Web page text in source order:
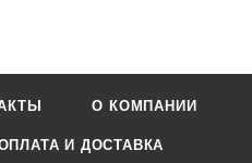
О КОМПАНИИ
И ДОСТАВКА